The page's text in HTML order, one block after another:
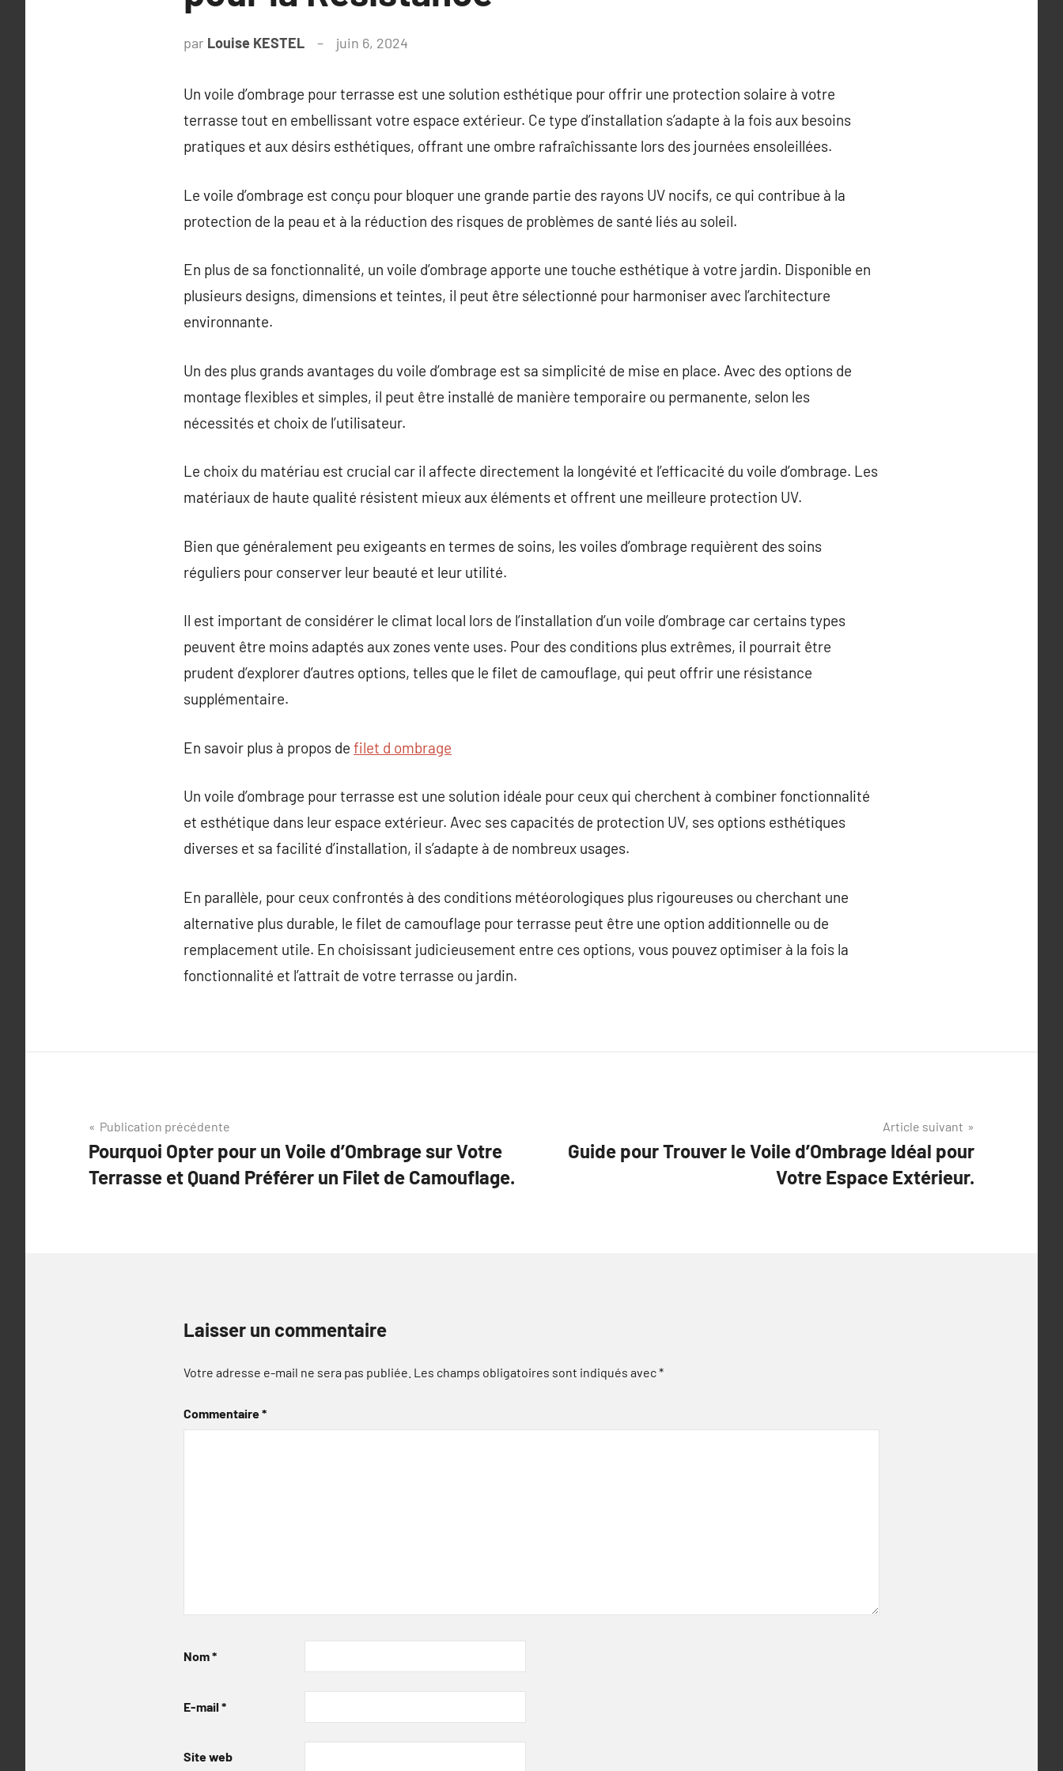
par Louise KESTEL juin 6, 2024
Un voile d’ombrage pour terrasse est une solution esthétique pour offrir une protection solaire à votre
terrasse tout en embellissant votre espace extérieur. Ce type d’installation s’adapte à la fois aux besoins
pratiques et aux désirs esthétiques, offrant une ombre rafraîchissante lors des journées ensoleillées.
Le voile d’ombrage est conçu pour bloquer une grande partie des rayons UV nocifs, ce qui contribue à la
protection de la peau et à la réduction des risques de problèmes de santé liés au soleil.
En plus de sa fonctionnalité, un voile d’ombrage apporte une touche esthétique à votre jardin. Disponible en
plusieurs designs, dimensions et teintes, il peut être sélectionné pour harmoniser avec l’architecture
environnante.
Un des plus grands avantages du voile d’ombrage est sa simplicité de mise en place. Avec des options de
montage flexibles et simples, il peut être installé de manière temporaire ou permanente, selon les
nécessités et choix de l’utilisateur.
Le choix du matériau est crucial car il affecte directement la longévité et l’efficacité du voile d’ombrage. Les
matériaux de haute qualité résistent mieux aux éléments et offrent une meilleure protection UV.
Bien que généralement peu exigeants en termes de soins, les voiles d’ombrage requièrent des soins
réguliers pour conserver leur beauté et leur utilité.
Il est important de considérer le climat local lors de l’installation d’un voile d’ombrage car certains types
peuvent être moins adaptés aux zones vente uses. Pour des conditions plus extrêmes, il pourrait être
prudent d’explorer d’autres options, telles que le filet de camouflage, qui peut offrir une résistance
supplémentaire.
En savoir plus à propos de filet d ombrage
Un voile d’ombrage pour terrasse est une solution idéale pour ceux qui cherchent à combiner fonctionnalité
et esthétique dans leur espace extérieur. Avec ses capacités de protection UV, ses options esthétiques
diverses et sa facilité d’installation, il s’adapte à de nombreux usages.
En parallèle, pour ceux confrontés à des conditions météorologiques plus rigoureuses ou cherchant une
alternative plus durable, le filet de camouflage pour terrasse peut être une option additionnelle ou de
remplacement utile. En choisissant judicieusement entre ces options, vous pouvez optimiser à la fois la
fonctionnalité et l’attrait de votre terrasse ou jardin.
Navigation
de
l’article
Publication précédente
Pourquoi Opter pour un Voile d’Ombrage sur Votre
Terrasse et Quand Préférer un Filet de Camouflage.
Article suivant
Guide pour Trouver le Voile d’Ombrage Idéal pour
Votre Espace Extérieur.
Laisser un commentaire
Votre adresse e-mail ne sera pas publiée. Les champs obligatoires sont indiqués avec*
Commentaire*
Nom*
E-mail *
Site web